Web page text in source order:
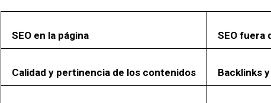
SEO en la página SEO fuera
Calidad y pertinencia de los contenidos Backlinks